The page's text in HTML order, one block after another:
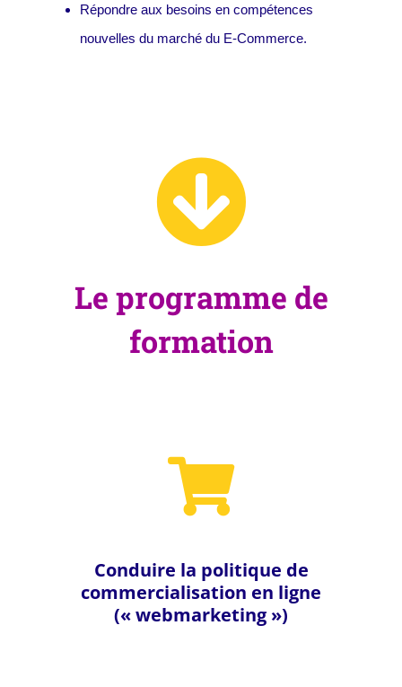
Répondre aux besoins en compétences
nouvelles du marché du E-Commerce.
Le programme de
formation
Conduire la politique de
commercialisation en ligne
(« webmarketing »)